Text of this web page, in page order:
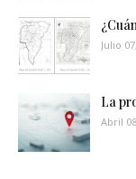
Julio
La
Abril